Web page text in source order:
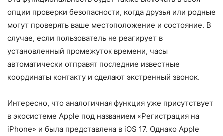
опции проверки безопасности, когда друзья или родные
могут проверять ваше местоположение и состояние. В
случае, если пользователь не реагирует в
установленный промежуток времени, часы
автоматически отправят последние известные
координаты контакту и сделают экстренный звонок.
Интересно, что аналогичная функция уже присутствует
в экосистеме Apple под названием «Регистрация на
iPhone» и была представлена в iOS 17. Однако Apple